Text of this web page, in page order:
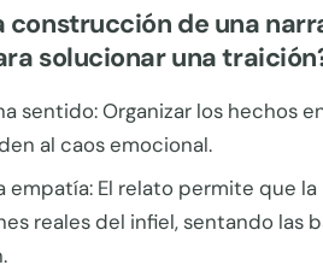
construcción de una
solucionar una
sentido: Organizar los hechos
al caos emocional.
empatía: El relato permite que
reales del infiel, sentando las